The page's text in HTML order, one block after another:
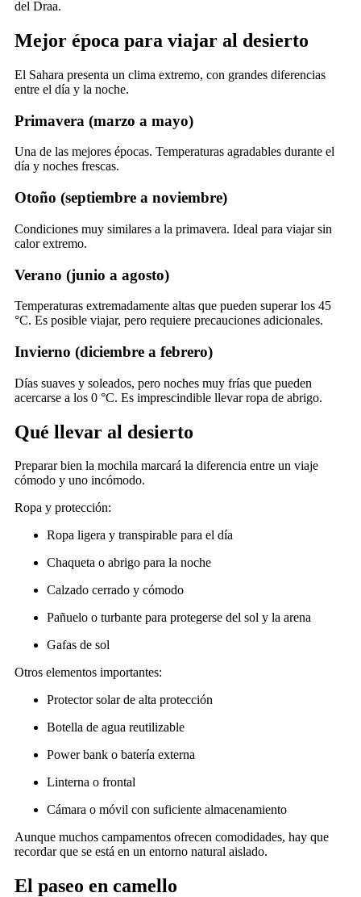
del Draa.
Mejor época para viajar al desierto
El Sahara presenta un clima extremo, con grandes diferencias
entre el día y la noche.
Primavera (marzo a mayo)
Una de las mejores épocas. Temperaturas agradables durante el
día y noches frescas.
Otoño (septiembre a noviembre)
Condiciones muy similares a la primavera. Ideal para viajar sin
calor extremo.
Verano (junio a agosto)
Temperaturas extremadamente altas que pueden superar los 45
°C. Es posible viajar, pero requiere precauciones adicionales.
Invierno (diciembre a febrero)
Días suaves y soleados, pero noches muy frías que pueden
acercarse a los 0 °C. Es imprescindible llevar ropa de abrigo.
Qué llevar al desierto
Preparar bien la mochila marcará la diferencia entre un viaje
cómodo y uno incómodo.
Ropa y protección:
Ropa ligera y transpirable para el día
Chaqueta o abrigo para la noche
Calzado cerrado y cómodo
Pañuelo o turbante para protegerse del sol y la arena
Gafas de sol
Otros elementos importantes:
Protector solar de alta protección
Botella de agua reutilizable
Power bank o batería externa
Linterna o frontal
Cámara o móvil con suficiente almacenamiento
Aunque muchos campamentos ofrecen comodidades, hay que
recordar que se está en un entorno natural aislado.
El paseo en camello